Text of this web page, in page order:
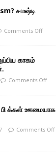
சமஷ்டி
Comments Off
காகம்
Comments Off
க்கள் ஊமையாக
Comments Off